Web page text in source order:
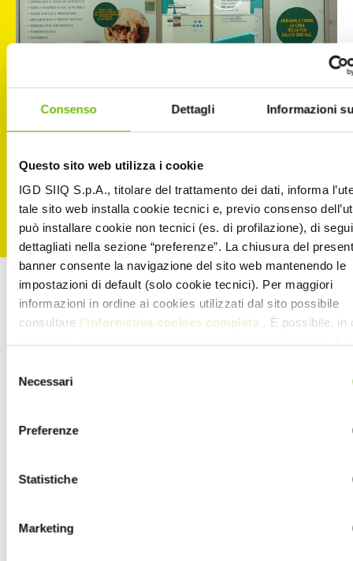
Consenso Dettagli Informazioni
Questo sito web utilizza i cookie
IGD SIIQ S.p.A., titolare del trattamento dei dati, informa
tale sito web installa cookie tecnici e, previo consenso
può installare cookie non tecnici (es. di profilazione), di
dettagliati nella sezione “preferenze”. La chiusura del
banner consente la navigazione del sito web mantenendo le
impostazioni di default (solo cookie tecnici). Per maggiori
informazioni in ordine ai cookies utilizzati dal sito possibile
consultare l’informativa cookies completa . È possibile, in
delNecessari
Preferenze
Statistiche
Marketing